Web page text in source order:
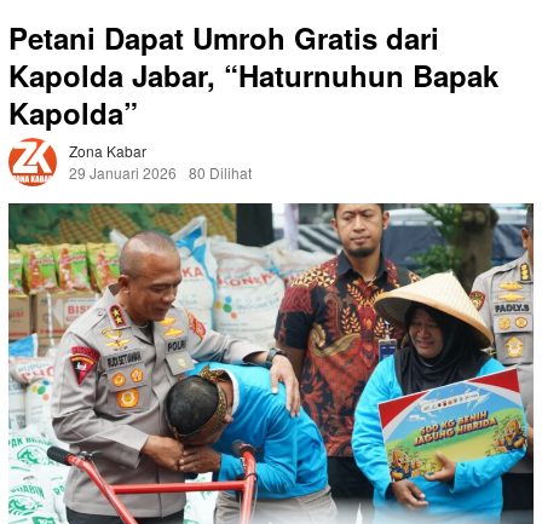
Petani Dapat Umroh Gratis dari
Kapolda Jabar, “Haturnuhun Bapak
Kapolda”
Zona Kabar
29 Januari 2026
80 Dilihat